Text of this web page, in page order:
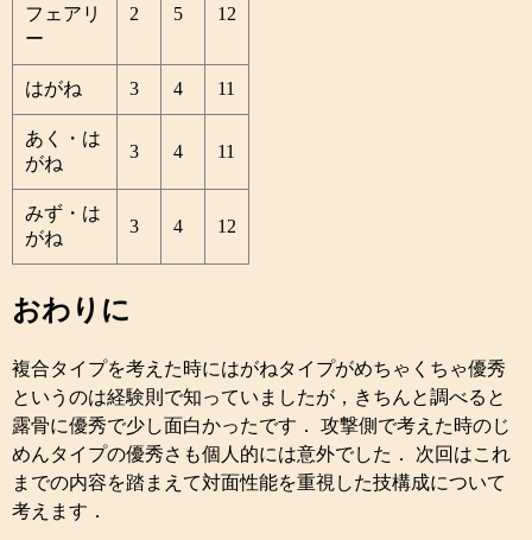
フェアリ
ー
2 5 12
はがね 3 4 11
あく・は
がね
3 4 11
みず・は
がね
3 4 12
おわりに
複合タイプを考えた時にはがねタイプがめちゃくちゃ優秀
というのは経験則で知っていましたが，きちんと調べると
露骨に優秀で少し面白かったです． 攻撃側で考えた時のじ
めんタイプの優秀さも個人的には意外でした． 次回はこれ
までの内容を踏まえて対面性能を重視した技構成について
考えます．